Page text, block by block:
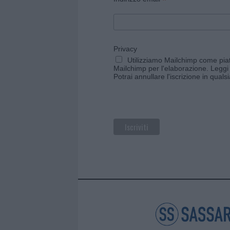
Privacy
Utilizziamo Mailchimp come
Mailchimp per l'elaborazione.
Potrai annullare l'iscrizione in